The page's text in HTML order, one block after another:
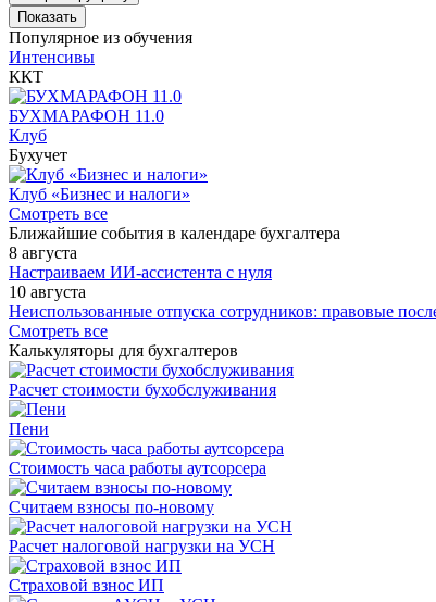
Показать
Популярное из обучения
Интенсивы
ККТ
БУХМАРАФОН 11.0
Клуб
Бухучет
Клуб «Бизнес и налоги»
Смотреть все
Ближайшие события в календаре бухгалтера
8 августа
Настраиваем ИИ-ассистента с нуля
10 августа
Неиспользованные отпуска сотрудников: правовые
Смотреть все
Калькуляторы для бухгалтеров
Расчет стоимости бухобслуживания
Пени
Стоимость часа работы аутсорсера
Считаем взносы по-новому
Расчет налоговой нагрузки на УСН
Страховой взнос ИП